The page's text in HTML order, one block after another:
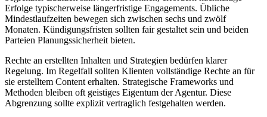
Erfolge typischerweise längerfristige Engagements. Übliche
Mindestlaufzeiten bewegen sich zwischen sechs und zwölf
Monaten. Kündigungsfristen sollten fair gestaltet sein und beiden
Parteien Planungssicherheit bieten.
Rechte an erstellten Inhalten und Strategien bedürfen klarer
Regelung. Im Regelfall sollten Klienten vollständige Rechte an für
sie erstelltem Content erhalten. Strategische Frameworks und
Methoden bleiben oft geistiges Eigentum der Agentur. Diese
Abgrenzung sollte explizit vertraglich festgehalten werden.